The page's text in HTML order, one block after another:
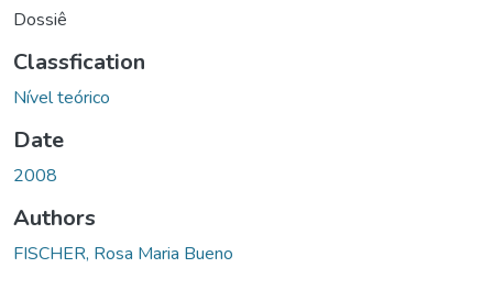
Dossiê
Classfication
Nível teórico
Date
2008
Authors
FISCHER, Rosa Maria Bueno